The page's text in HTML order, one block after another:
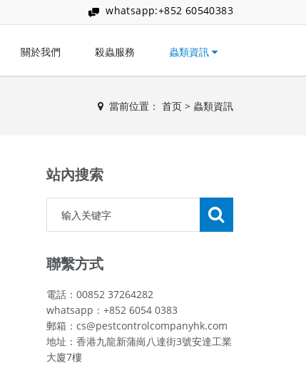
whatsapp:+852 60540383
關於我們 殺蟲服務 蟲類資訊
當前位置： 首页 > 蟲類資訊
站內搜索
聯繫方式
電話：00852 37264282
whatsapp：+852 6054 0383
郵箱：cs@pestcontrolcompanyhk.com
地址：香港九龍新蒲崗八達街3號安達工業
大廈7樓